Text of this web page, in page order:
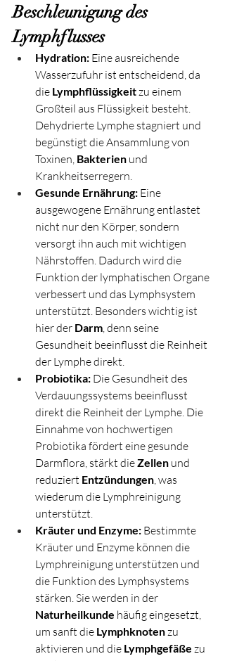
Beschleunigung des
Lymphflusses
Hydration: Eine ausreichende
Wasserzufuhr ist entscheidend, da
die Lymphflüssigkeit zu einem
Großteil aus Flüssigkeit besteht.
Dehydrierte Lymphe stagniert und
begünstigt die Ansammlung von
Toxinen, Bakterien und
Krankheitserregern.
Gesunde Ernährung: Eine
ausgewogene Ernährung entlastet
nicht nur den Körper, sondern
versorgt ihn auch mit wichtigen
Nährstoffen. Dadurch wird die
Funktion der lymphatischen Organe
verbessert und das Lymphsystem
unterstützt. Besonders wichtig ist
hier der Darm , denn seine
Gesundheit beeinflusst die Reinheit
der Lymphe direkt.
Probiotika: Die Gesundheit des
Verdauungssystems beeinflusst
direkt die Reinheit der Lymphe. Die
Einnahme von hochwertigen
Probiotika fördert eine gesunde
Darmflora, stärkt die Zellen und
reduziert Entzündungen , was
wiederum die Lymphreinigung
unterstützt.
Kräuter und Enzyme: Bestimmte
Kräuter und Enzyme können die
Lymphreinigung unterstützen und
die Funktion des Lymphsystems
stärken. Sie werden in der
Naturheilkunde häufig eingesetzt,
um sanft die Lymphknoten zu
aktivieren und die Lymphgefäße zu